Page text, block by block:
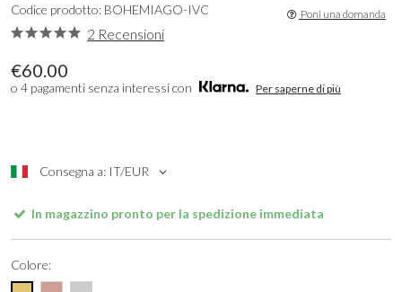
€60.00
o 4 pagamenti senza interessi con Per saperne di più
Consegna a: IT/EUR
Codice prodotto: BOHEMIAGO-IVC
2 Recensioni
Poni una domanda
In magazzino pronto per la spedizione immediata
Colore: